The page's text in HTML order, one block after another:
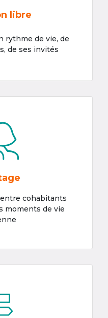
libre
rythme de vie, de
de ses invités
cohabitants
moments de vie